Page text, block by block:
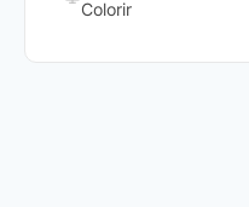
Colorir